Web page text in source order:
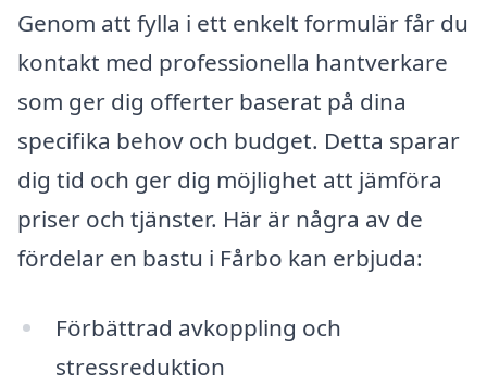
Genom att fylla i ett enkelt formulär får du
kontakt med professionella hantverkare
som ger dig offerter baserat på dina
specifika behov och budget. Detta sparar
dig tid och ger dig möjlighet att jämföra
priser och tjänster. Här är några av de
fördelar en bastu i Fårbo kan erbjuda:
Förbättrad avkoppling och
stressreduktion